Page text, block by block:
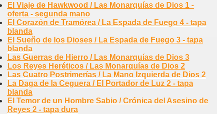
El Viaje de Hawkwood / Las Monarquías de Dios 1 -
oferta - segunda mano
El Corazón de Tramórea / La Espada de Fuego 4 - tapa
blanda
El Sueño de los Dioses / La Espada de Fuego 3 - tapa
blanda
Las Guerras de Hierro / Las Monarquías de Dios 3
Los Reyes Heréticos / Las Monarquías de Dios 2
Las Cuatro Postrimerías / La Mano Izquierda de Dios 2
La Daga de la Ceguera / El Portador de Luz 2 - tapa
blanda
El Temor de un Hombre Sabio / Crónica del Asesino de
Reyes 2 - tapa dura